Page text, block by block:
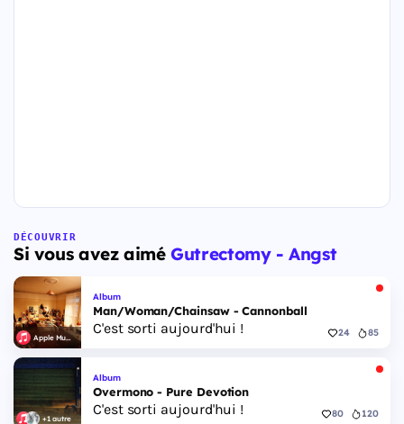
DÉCOUVRIR
Si vous avez aiméGutrectomy - Angst
Apple Music
Album
Man/Woman/Chainsaw - Cannonball
C'est sorti aujourd'hui ! 24 85
+1 autre
Album
Overmono - Pure Devotion
C'est sorti aujourd'hui ! 80 120